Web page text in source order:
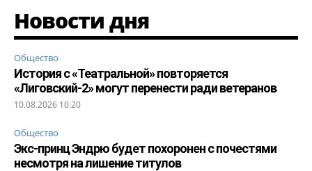
Новости дня
Общество
История с «Театральной» повторяется
«Лиговский-2» могут перенести ради ветеранов
10.08.2026 10:20
Общество
Экс-принц Эндрю будет похоронен с почестями
несмотря на лишение титулов